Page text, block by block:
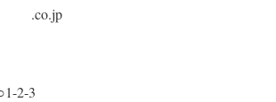
.co.jp
2-3